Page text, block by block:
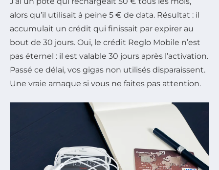
alors qu’il utilisait à peine 5 € de data. Résultat : il
accumulait un crédit qui finissait par expirer au
bout de 30 jours. Oui, le crédit Reglo Mobile n’est
pas éternel : il est valable 30 jours après l’activation.
Passé ce délai, vos gigas non utilisés disparaissent.
Une vraie arnaque si vous ne faites pas attention.